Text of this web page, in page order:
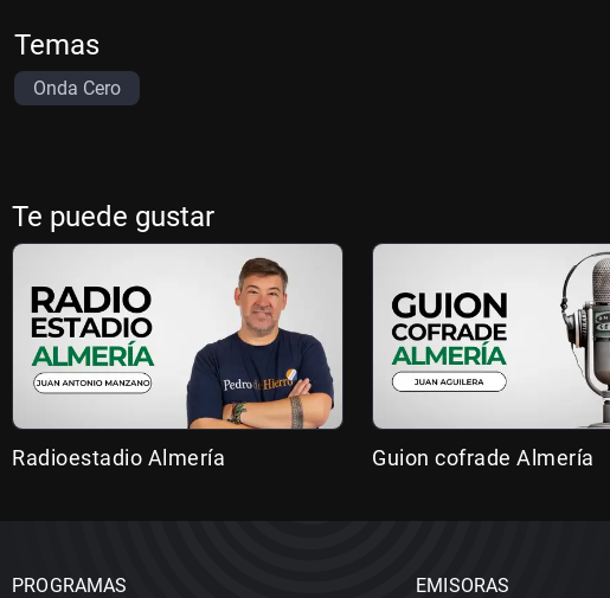
Temas
Onda Cero
Te puede gustar
Radioestadio Almería Guion cofrade Almería
PROGRAMAS EMISORAS